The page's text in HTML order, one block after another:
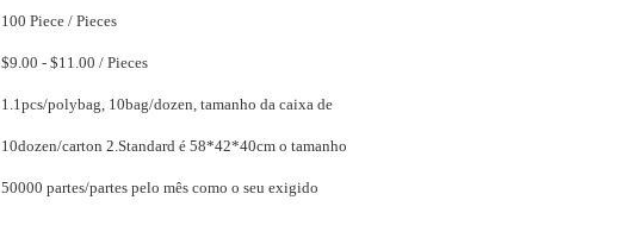
100 Piece / Pieces
$9.00 - $11.00 / Pieces
1.1pcs/polybag, 10bag/dozen, tamanho da caixa de
10dozen/carton 2.Standard é 58*42*40cm o tamanho
50000 partes/partes pelo mês como o seu exigido